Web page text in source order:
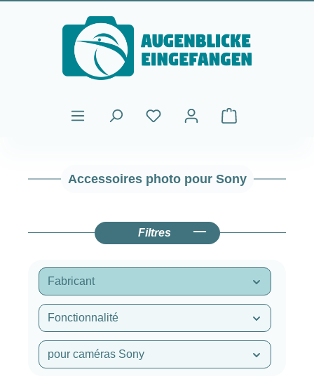
Passer au contenu principal
Le panier
Accessoires photo pour Sony
Filtres
Fabricant
Fonctionnalité
pour caméras Sony